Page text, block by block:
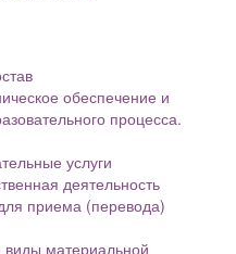
обеспечение и
процесса.
услуги
деятельность
приема (перевода)
материальной